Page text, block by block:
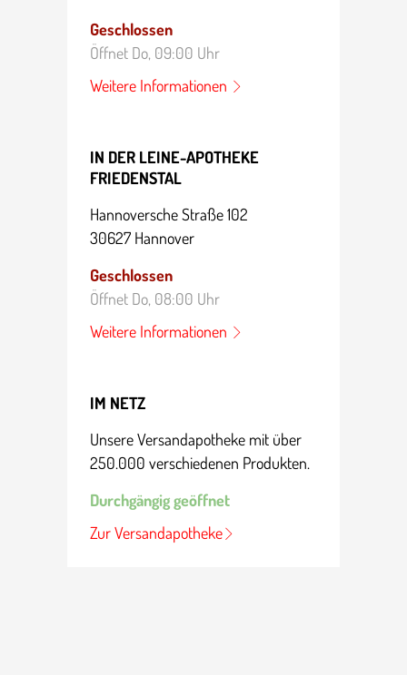
Geschlossen
Öffnet Do, 09:00 Uhr
Weitere Infor­ma­tionen
IN DER LEINE-APOTHEKE
FRIEDENSTAL
Hanno­ver­sche Straße 102
30627 Hannover
Geschlossen
Öffnet Do, 08:00 Uhr
Weitere Infor­ma­tionen
IM NETZ
Unsere Versand­apo­theke mit über
250.000 verschie­denen Produkten.
Durch­gängig geöffnet
Zur Versand­apo­theke